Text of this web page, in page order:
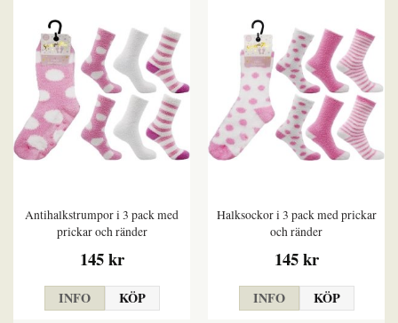
Antihalkstrumpor i 3 pack med
prickar och ränder
145 kr
INFO KÖP
Halksockor i 3 pack med prickar
och ränder
145 kr
INFO KÖP